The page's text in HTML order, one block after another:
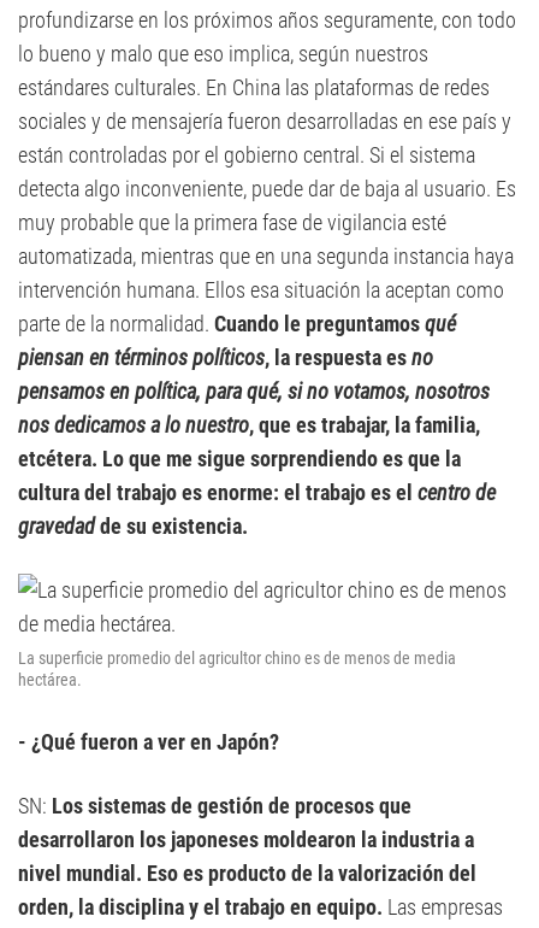
profundizarse en los próximos años seguramente, con todo
lo bueno y malo que eso implica, según nuestros
estándares culturales. En China las plataformas de redes
sociales y de mensajería fueron desarrolladas en ese país y
están controladas por el gobierno central. Si el sistema
detecta algo inconveniente, puede dar de baja al usuario. Es
muy probable que la primera fase de vigilancia esté
automatizada, mientras que en una segunda instancia haya
intervención humana. Ellos esa situación la aceptan como
parte de la normalidad. Cuando le preguntamosqué
piensan en términos políticos, la respuesta esno
pensamos en política, para qué, si no votamos, nosotros
nos dedicamos a lo nuestro, que es trabajar, la familia,
etcétera. Lo que me sigue sorprendiendo es que la
cultura del trabajo es enorme: el trabajo es el centro de
gravedadde su existencia.
La superficie promedio del agricultor chino es de menos de media
hectárea.
- ¿Qué fueron a ver en Japón?
SN: Los sistemas de gestión de procesos que
desarrollaron los japoneses moldearon la industria a
nivel mundial. Eso es producto de la valorización del
orden, la disciplina y el trabajo en equipo. Las empresas